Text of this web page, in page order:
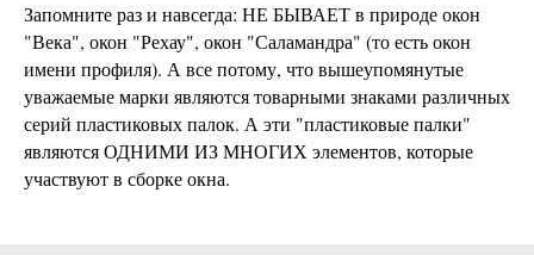
Запомните раз и навсегда: НЕ БЫВАЕТ в природе окон
"Века", окон "Рехау", окон "Саламандра" (то есть окон
имени профиля). А все потому, что вышеупомянутые
уважаемые марки являются товарными знаками различных
серий пластиковых палок. А эти "пластиковые палки"
являются ОДНИМИ ИЗ МНОГИХ элементов, которые
участвуют в сборке окна.